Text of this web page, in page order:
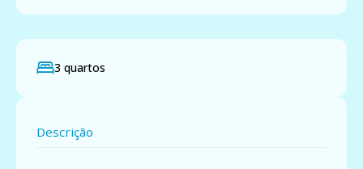
3 quartos
Descrição